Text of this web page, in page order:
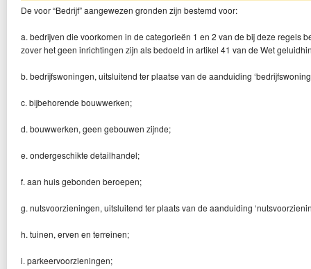
De voor “Bedrijf” aangewezen gronden zijn bestemd voor:
a. bedrijven die voorkomen in de categorieën 1 en 2 van de bij deze regels
zover het geen inrichtingen zijn als bedoeld in artikel 41 van de Wet
b. bedrijfswoningen, uitsluitend ter plaatse van de aanduiding
c. bijbehorende bouwwerken;
d. bouwwerken, geen gebouwen zijnde;
e. ondergeschikte detailhandel;
f. aan huis gebonden beroepen;
g. nutsvoorzieningen, uitsluitend ter plaats van de aanduiding
h. tuinen, erven en terreinen;
i. parkeervoorzieningen;